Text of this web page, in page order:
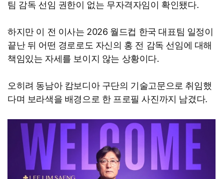
팀 감독 선임 권한이 없는 무자격자임이 확인됐다.
하지만 이 전 이사는 2026 월드컵 한국 대표팀 일정이
끝난 뒤 어떤 경로로도 자신의 홍 전 감독 선임에 대해
책임있는 자세를 보이지 않는 상황이다.
오히려 동남아 캄보디아 구단의 기술고문으로 취임했
다며 보라색을 배경으로 한 프로필 사진까지 남겼다.